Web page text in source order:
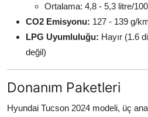
Ortalama: 4,8 - 5,3 litre/
CO2 Emisyonu: 127 - 139 g/
LPG Uyumluluğu: Hayır (1.6
değil)
Donanım Paketleri
Hyundai Tucson 2024 modeli, üç